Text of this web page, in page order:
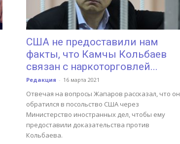
США не предоставили нам
факты, что Камчы Кольбаев
связан с наркоторговлей...
Редакция - 16 марта 2021
Отвечая на вопросы Жапаров рассказал, что он
обратился в посольство США через
Министерство иностранных дел, чтобы ему
предоставили доказательства против
Кольбаева.